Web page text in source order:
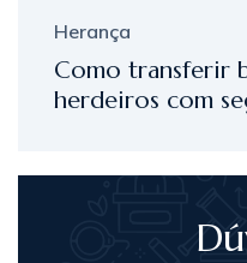
Herança
Como transferir
herdeiros com